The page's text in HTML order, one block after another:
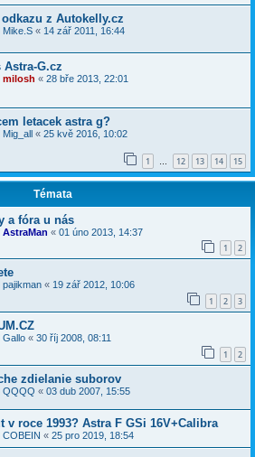
z Autokelly.cz
Mike.S « 14 zář 2011, 16:44
G.cz
milosh « 28 bře 2013, 22:01
letacek astra g?
Mig_all « 25 kvě 2016, 10:02
1 … 12 13 14 15
Témata
a fóra u nás
AstraMan « 01 úno 2013, 14:37
1 2
pajikman « 19 zář 2012, 10:06
1 2 3
Gallo « 30 říj 2008, 08:11
1 2
zdielanie suborov
QQQQ « 03 dub 2007, 15:55
v roce 1993? Astra F GSi 16V+Calibra
COBEIN « 25 pro 2019, 18:54